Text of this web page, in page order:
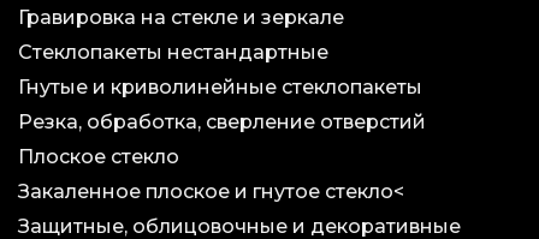
Гравировка на стекле и зеркале
Стеклопакеты нестандартные
Гнутые и криволинейные стеклопакеты
Резка, обработка, сверление отверстий
Плоское стекло
Закаленное плоское и гнутое стекло<
Защитные, облицовочные и декоративные